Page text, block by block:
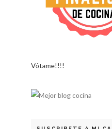
Vótame!!!!